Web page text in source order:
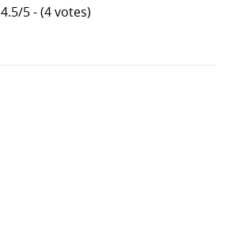
4.5/5 - (4 votes)